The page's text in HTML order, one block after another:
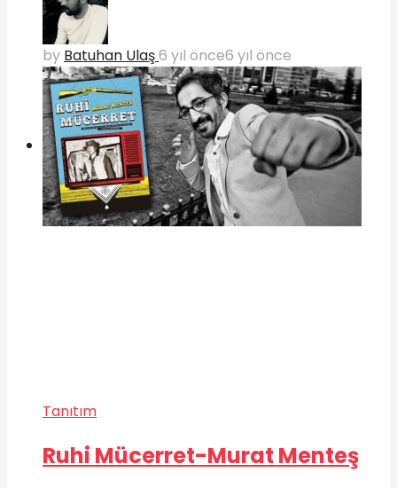
by Batuhan Ulaş6 yıl önce6 yıl önce
Tanıtım
Ruhi Mücerret-Murat Menteş